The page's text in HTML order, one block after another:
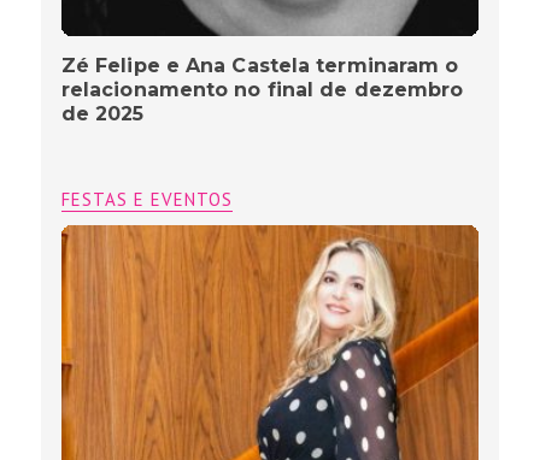
Zé Felipe e Ana Castela terminaram o
relacionamento no final de dezembro
de 2025
FESTAS E EVENTOS